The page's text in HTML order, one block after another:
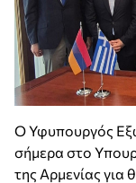
Ο Υφυπουργός
σήμερα στο
της Αρμενίας για